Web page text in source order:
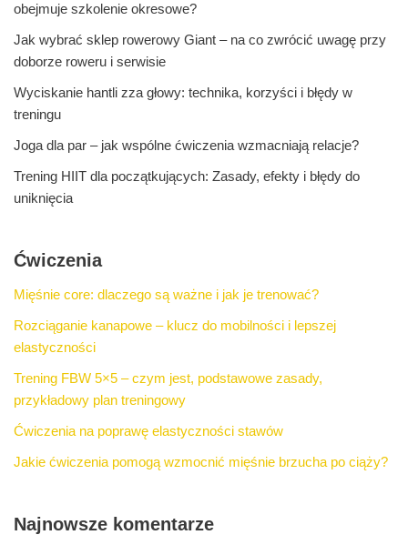
obejmuje szkolenie okresowe?
Jak wybrać sklep rowerowy Giant – na co zwrócić uwagę przy
doborze roweru i serwisie
Wyciskanie hantli zza głowy: technika, korzyści i błędy w
treningu
Joga dla par – jak wspólne ćwiczenia wzmacniają relacje?
Trening HIIT dla początkujących: Zasady, efekty i błędy do
uniknięcia
Ćwiczenia
Mięśnie core: dlaczego są ważne i jak je trenować?
Rozciąganie kanapowe – klucz do mobilności i lepszej
elastyczności
Trening FBW 5×5 – czym jest, podstawowe zasady,
przykładowy plan treningowy
Ćwiczenia na poprawę elastyczności stawów
Jakie ćwiczenia pomogą wzmocnić mięśnie brzucha po ciąży?
Najnowsze komentarze